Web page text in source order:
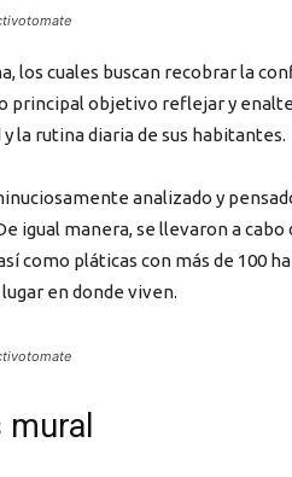
los cuales buscan recobrar la
principal objetivo reflejar y
la rutina diaria de sus habitantes.
analizado y
igual manera, se llevaron a
como pláticas con más de 100
en donde viven.
mural